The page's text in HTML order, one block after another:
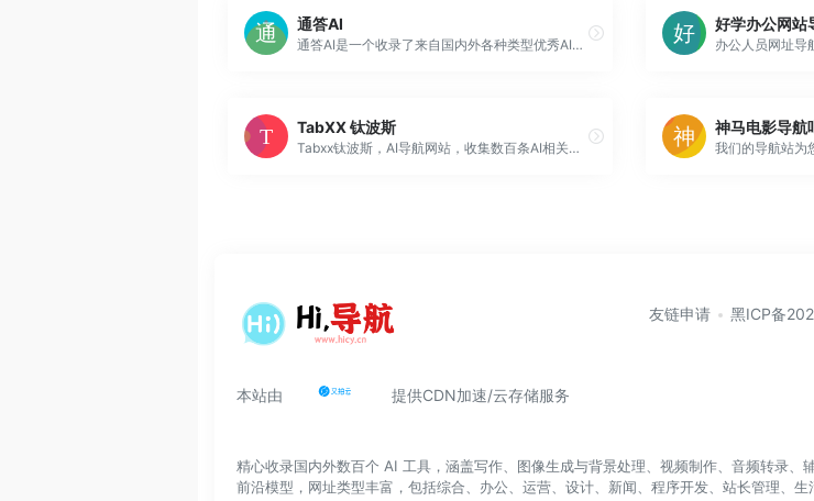
通答AI
通答AI是一个收录了来自国内外各种类型优秀AI产品的平台,包括AI写作、AI绘画、AI视频、AI设计等产品,每日更新最新的AI工具产品.此外,AI导航还提供了AI新闻资讯和AI课程,帮助用户全方位了解AI人工智能,通过我们推荐的AI产品,提高工作效率,从而实现AI让生活更美好的愿景.
好学办公网站
TabXX 钛波斯
Tabxx钛波斯，AI导航网站，收集数百条AI相关站点，带你打开AI之门，探索AI的奥秘。
神马电影导航
本站由 提供CDN加速/云存储服务
友链申请 黑ICP备
精心收录国内外数百个 AI 工具，涵盖写作、图像生成与背景处理、视频制作、音频转录
前沿模型，网址类型丰富，包括综合、办公、运营、设计、新闻、程序开发、站长管理、